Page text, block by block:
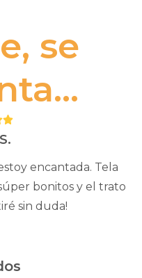
se
encantada. Tela
bonitos y el trato
sin duda!